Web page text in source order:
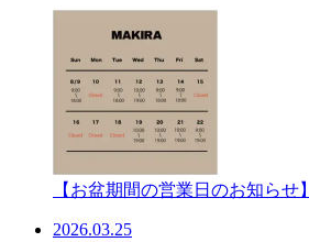
【お盆期間の営業日のお知らせ】
2026.03.25